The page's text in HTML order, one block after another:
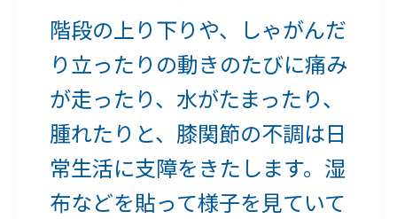
階段の上り下りや、しゃがんだ
り立ったりの動きのたびに痛み
が走ったり、水がたまったり、
腫れたりと、膝関節の不調は日
常生活に支障をきたします。湿
布などを貼って様子を見ていて